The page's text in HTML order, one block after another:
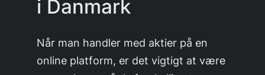
i Danmark
Når man handler med aktier på en
online platform, er det vigtigt at være